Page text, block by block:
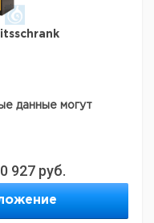
данные могут
927 руб.